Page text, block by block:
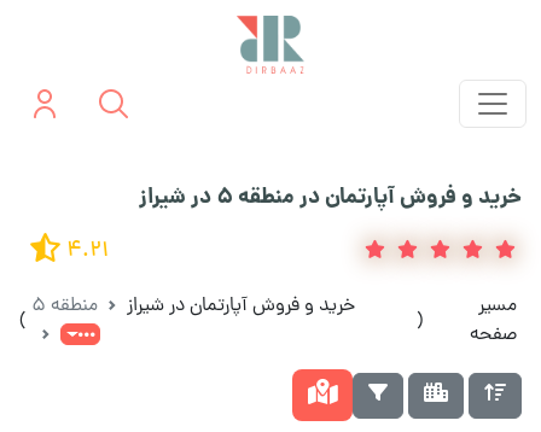
خرید و فروش آپارتمان در منطقه 5 در شیراز
4.21
مسیر
صفحه
( منطقه 5 خرید و فروش آپارتمان در شیراز )